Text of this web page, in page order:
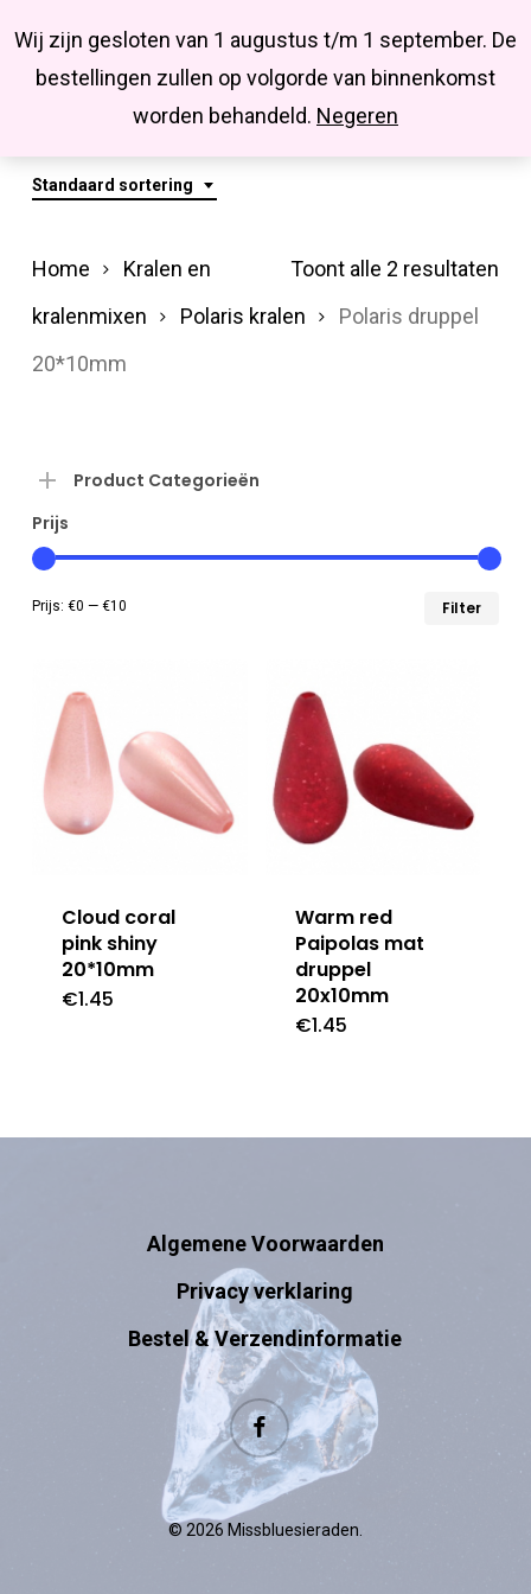
Wij zijn gesloten van 1 augustus t/m 1 september. De
bestellingen zullen op volgorde van binnenkomst
worden behandeld. Negeren
main
Missbluesieraden
searchaccount
Polaris Druppel 20*10mm
Standaard sortering
Toont alle 2 resultaten
Home
Kralen en
kralenmixen
Polaris kralen
Polaris druppel
20*10mm
Product Categorieën
Prijs
Filter
Prijs: €0 — €10
Cloud coral
pink shiny
20*10mm
€1.45
Warm red
Paipolas mat
druppel
20x10mm
€1.45
Algemene Voorwaarden
Privacy verklaring
Bestel & Verzendinformatie
facebook
© 2026 Missbluesieraden.
Close